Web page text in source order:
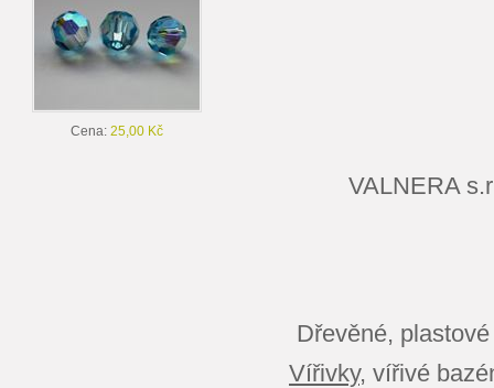
Cena: 25,00 Kč
VALNERA
Dřevěné,
Vířivky, vířivé